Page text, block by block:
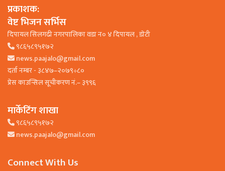
प्रकाशक:
वेष्ट भिजन सर्भिस
दिपायल सिलगढी नगरपालिका वडा न० ४ दिपायल , डाेटी
९८६५८९५१७२
news.paajalo@gmail.com
दर्ता नम्बर - ३८४७–२०७९÷८०
प्रेस काउन्सिल सूचीकरण नं.– ३९९६
मार्केटिंग शाखा
९८६५८९५१७२
news.paajalo@gmail.com
Connect With Us